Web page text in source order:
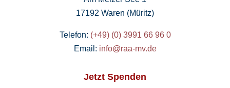
17192 Waren (Müritz)
Telefon: (+49) (0) 3991 66 96 0
Email: info@raa-mv.de
Jetzt Spenden